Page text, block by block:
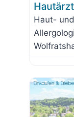
Haut-